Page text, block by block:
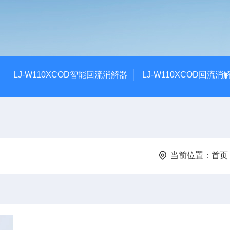
LJ-W110XCOD智能回流消解器 LJ-W110XCOD回流消
当前位置： 首页